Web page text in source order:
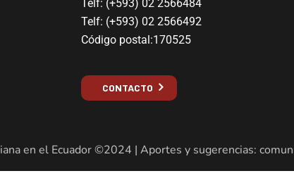
Telf: (+593) 02 2566484
Telf: (+593) 02 2566492
Código postal:170525
CONTACTO
en el Ecuador ©2024 | Aportes y sugerencias: